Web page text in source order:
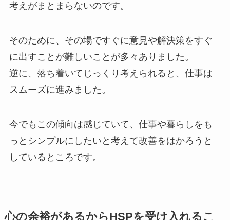
考えがまとまらないのです。
そのために、その場ですぐに意見や解決策をすぐ
に出すことが難しいことが多々ありました。
逆に、落ち着いてじっくり考えられると、仕事は
スムーズに進みました。
今でもこの傾向は感じていて、仕事や暮らしをも
っとシンプルにしたいと考えて改善をはかろうと
しているところです。
心の余裕があるからHSPを受け入れるこ